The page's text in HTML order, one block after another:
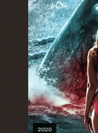
2020